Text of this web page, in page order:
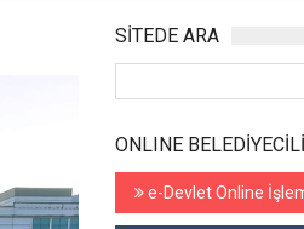
SİTEDE ARA
ONLINE
e-Devlet Online